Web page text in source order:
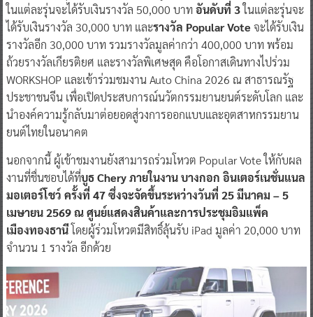
ในแต่ละรุ่นจะได้รับเงินรางวัล 50,000 บาทอันดับที่ 3ในแต่ละรุ่นจะ
ได้รับเงินรางวัล 30,000 บาท และรางวัล Popular Voteจะได้รับเงิน
รางวัลอีก 30,000 บาท รวมรางวัลมูลค่ากว่า 400,000 บาท พร้อม
ถ้วยรางวัลเกียรติยศ และรางวัลพิเศษสุด คือโอกาสเดินทางไปร่วม
WORKSHOP และเข้าร่วมชมงาน Auto China 2026 ณ สาธารณรัฐ
ประชาชนจีน เพื่อเปิดประสบการณ์นวัตกรรมยานยนต์ระดับโลก และ
นำองค์ความรู้กลับมาต่อยอดสู่วงการออกแบบและอุตสาหกรรมยาน
ยนต์ไทยในอนาคต
นอกจากนี้ ผู้เข้าชมงานยังสามารถร่วมโหวต Popular Vote ให้กับผล
งานที่ชื่นชอบได้ที่บูธ Chery ภายในงาน บางกอก อินเตอร์เนชั่นแนล
มอเตอร์โชว์ ครั้งที่ 47 ซึ่งจะจัดขึ้นระหว่างวันที่ 25 มีนาคม – 5
เมษายน 2569 ณ ศูนย์แสดงสินค้าและการประชุมอิมแพ็ค
เมืองทองธานีโดยผู้ร่วมโหวตมีสิทธิ์ลุ้นรับ iPad มูลค่า 20,000 บาท
จำนวน 1 รางวัล อีกด้วย